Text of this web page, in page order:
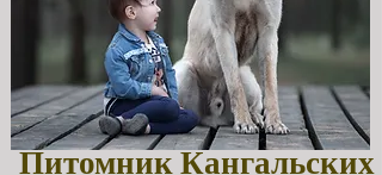
Питомник Кангальских